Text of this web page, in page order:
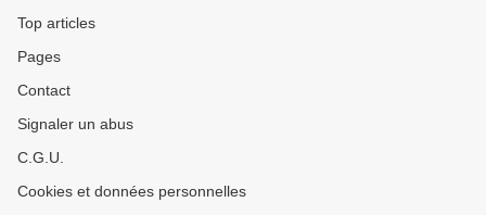
Top articles
Pages
Contact
Signaler un abus
C.G.U.
Cookies et données personnelles